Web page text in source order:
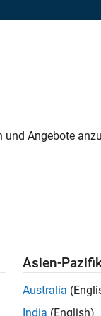
Process Engineering
. Wenn Sie
unseres
Standort, um
Angebote
Asien-
Australia
India (English)